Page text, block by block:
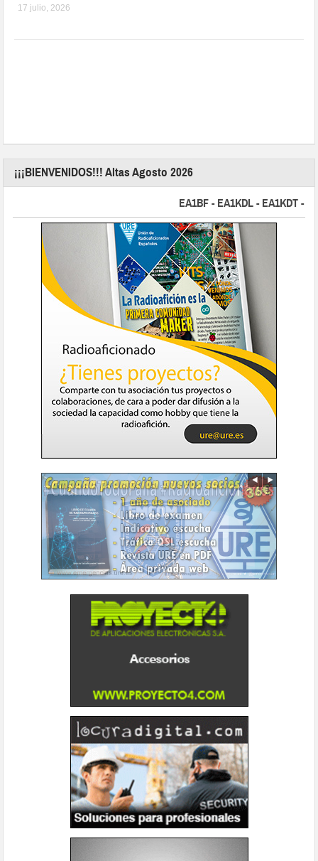
17 julio, 2026
¡¡¡BIENVENIDOS!!! Altas Agosto 2026
EA1BF - EA1KDL - EA1KDT -